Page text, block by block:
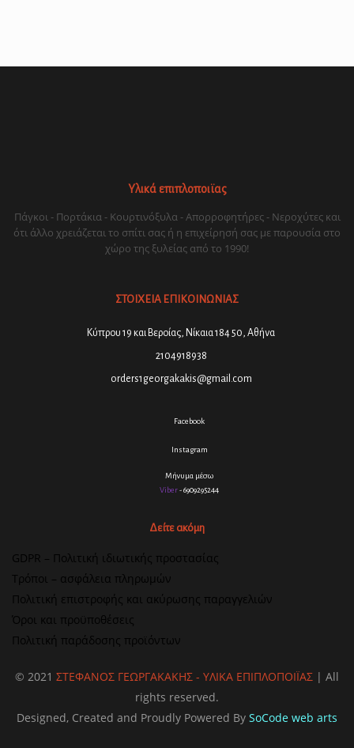
Υλικά επιπλοποιϊας
Πάγκοι - Πορτάκια - Κουρτινόξυλα - Απορροφητήρες - Νεροχύτες και
ότι άλλο χρειάζεται το σπίτι σας ή η επιχείρησή σας με παρουσία στο
χώρο της ξυλείας από το 1990!
ΣΤΟΙΧΕΙΑ ΕΠΙΚΟΙΝΩΝΙΑΣ
Κύπρου 19 και Βεροίας, Νίκαια 184 50, Αθήνα
2104918938
orders1georgakakis@gmail.com
Facebook
Instagram
Μήνυμα μέσω
Viber- 6909295244
Δείτε ακόμη
GDPR – Πολιτική ιδιωτικής προστασίας
Τρόποι – ασφάλεια πληρωμών
Πολιτική επιστροφής και ακύρωσης παραγγελιών
Όροι και προϋποθέσεις
Πολιτική παράδοσης προϊόντων
© 2021 ΣΤΕΦΑΝΟΣ ΓΕΩΡΓΑΚΑΚΗΣ - ΥΛΙΚΑ ΕΠΙΠΛΟΠΟΙΪΑΣ | All
rights reserved.
Designed, Created and Proudly Powered By SoCode web arts